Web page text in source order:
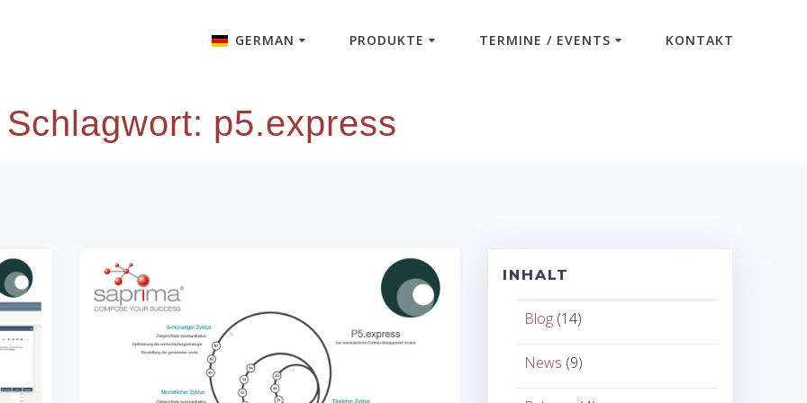
GERMAN PRODUKTE TERMINE / EVENTS KONTAKT
Schlagwort: p5.express
INHALT
Blog (14)
News (9)